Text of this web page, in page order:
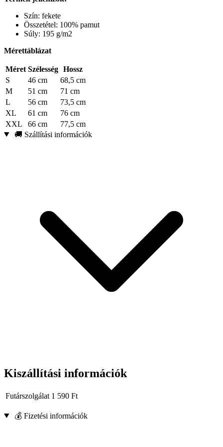
Szín: fekete
Összetétel: 100% pamut
Súly: 195 g/m2
Mérettáblázat
Méret Szélesség Hossz
S
46 cm
68,5 cm
M
51 cm
71 cm
L
56 cm
73,5 cm
XL
61 cm
76 cm
XXL
66 cm
77,5 cm
🚚 Szállítási információk
Kiszállítási információk
Futárszolgálat 1 590 Ft
💰 Fizetési információk